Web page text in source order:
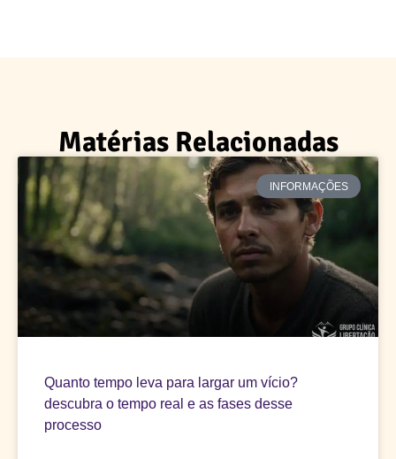
Matérias Relacionadas
INFORMAÇÕES
Quanto tempo leva para largar um vício?
descubra o tempo real e as fases desse
processo